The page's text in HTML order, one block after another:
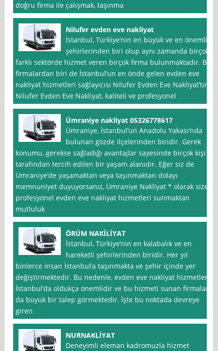
doğru firma ile çalışmak, taşınma
Nilufer evden eve nakliyat
İstanbul, Türkiye’nin en büyük ve en önemli
şehirlerinden biri olup aynı zamanda birçok
farklı sektörde hizmet veren birçok firma bulunmaktadır. Bu
firmalardan biri de İstanbul’un en önde gelen evden eve
nakliyat hizmetleri sağlayıcısı Nilufer Evden Eve Nakliyat’tır.
Nilufer Evden Eve Nakliyat, kaliteli ve profesyonel
Ümraniye nakliyat 05326778617
Ümraniye, İstanbul‘un Anadolu Yakası’nda
bulunan gözde ilçelerinden biridir. Gerek
konumu, gerekse sağladığı avantajlar sayesinde birçok kişi
tarafından tercih edilen bir yaşam alanıdır. Eğer siz de
Ümraniye’de yaşamaktan veya taşınmaktan dolayı
memnuniyet duyuyorsanız, Ümraniye Nakliyat * olarak size
profesyonel evden eve nakliyat hizmetleri sunmaktan
mutluluk
ÖRÜM NAKİLİYAT
İstanbul, Türkiye’nin en kalabalık ve en
hareketli şehirlerinden biridir. Her yıl
binlerce insan İstanbul’a taşınmakta ve şehir içinde yer
değiştirmektedir. Bu nedenle, evden eve nakliyat hizmetleri
İstanbul’da oldukça önemlidir ve bu hizmeti sunan firmalar
da büyük bir talep görmektedir. İşte bu noktada devreye
giren
NURNAKLİYAT
Deneyimli eleman kadromuzla hizmet